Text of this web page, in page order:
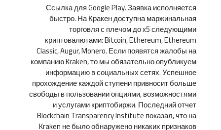
Ссылка для Google Play. Заявка исполняется
быстро. На Кракен доступна маржинальная
торговля с плечом до x5 следующими
криптовалютами: Bitcoin, Ethereum, Ethereum
Classic, Augur, Monero. Если появятся жалобы на
компанию Kraken, то мы обязательно опубликуем
информацию в социальных сетях. Успешное
прохождение каждой ступени привносит больше
свободы в пользовании опциями, возможностями
и услугами криптобиржи. Последний отчет
Blockchain Transparency Institute показал, что на
Kraken не было обнаружено никаких признаков